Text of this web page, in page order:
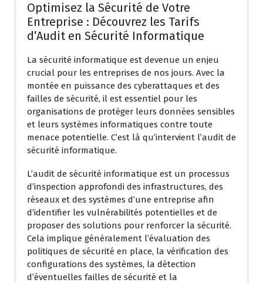
Optimisez la Sécurité de Votre
Entreprise : Découvrez les Tarifs
d’Audit en Sécurité Informatique
La sécurité informatique est devenue un enjeu
crucial pour les entreprises de nos jours. Avec la
montée en puissance des cyberattaques et des
failles de sécurité, il est essentiel pour les
organisations de protéger leurs données sensibles
et leurs systèmes informatiques contre toute
menace potentielle. C’est là qu’intervient l’audit de
sécurité informatique.
L’audit de sécurité informatique est un processus
d’inspection approfondi des infrastructures, des
réseaux et des systèmes d’une entreprise afin
d’identifier les vulnérabilités potentielles et de
proposer des solutions pour renforcer la sécurité.
Cela implique généralement l’évaluation des
politiques de sécurité en place, la vérification des
configurations des systèmes, la détection
d’éventuelles failles de sécurité et la